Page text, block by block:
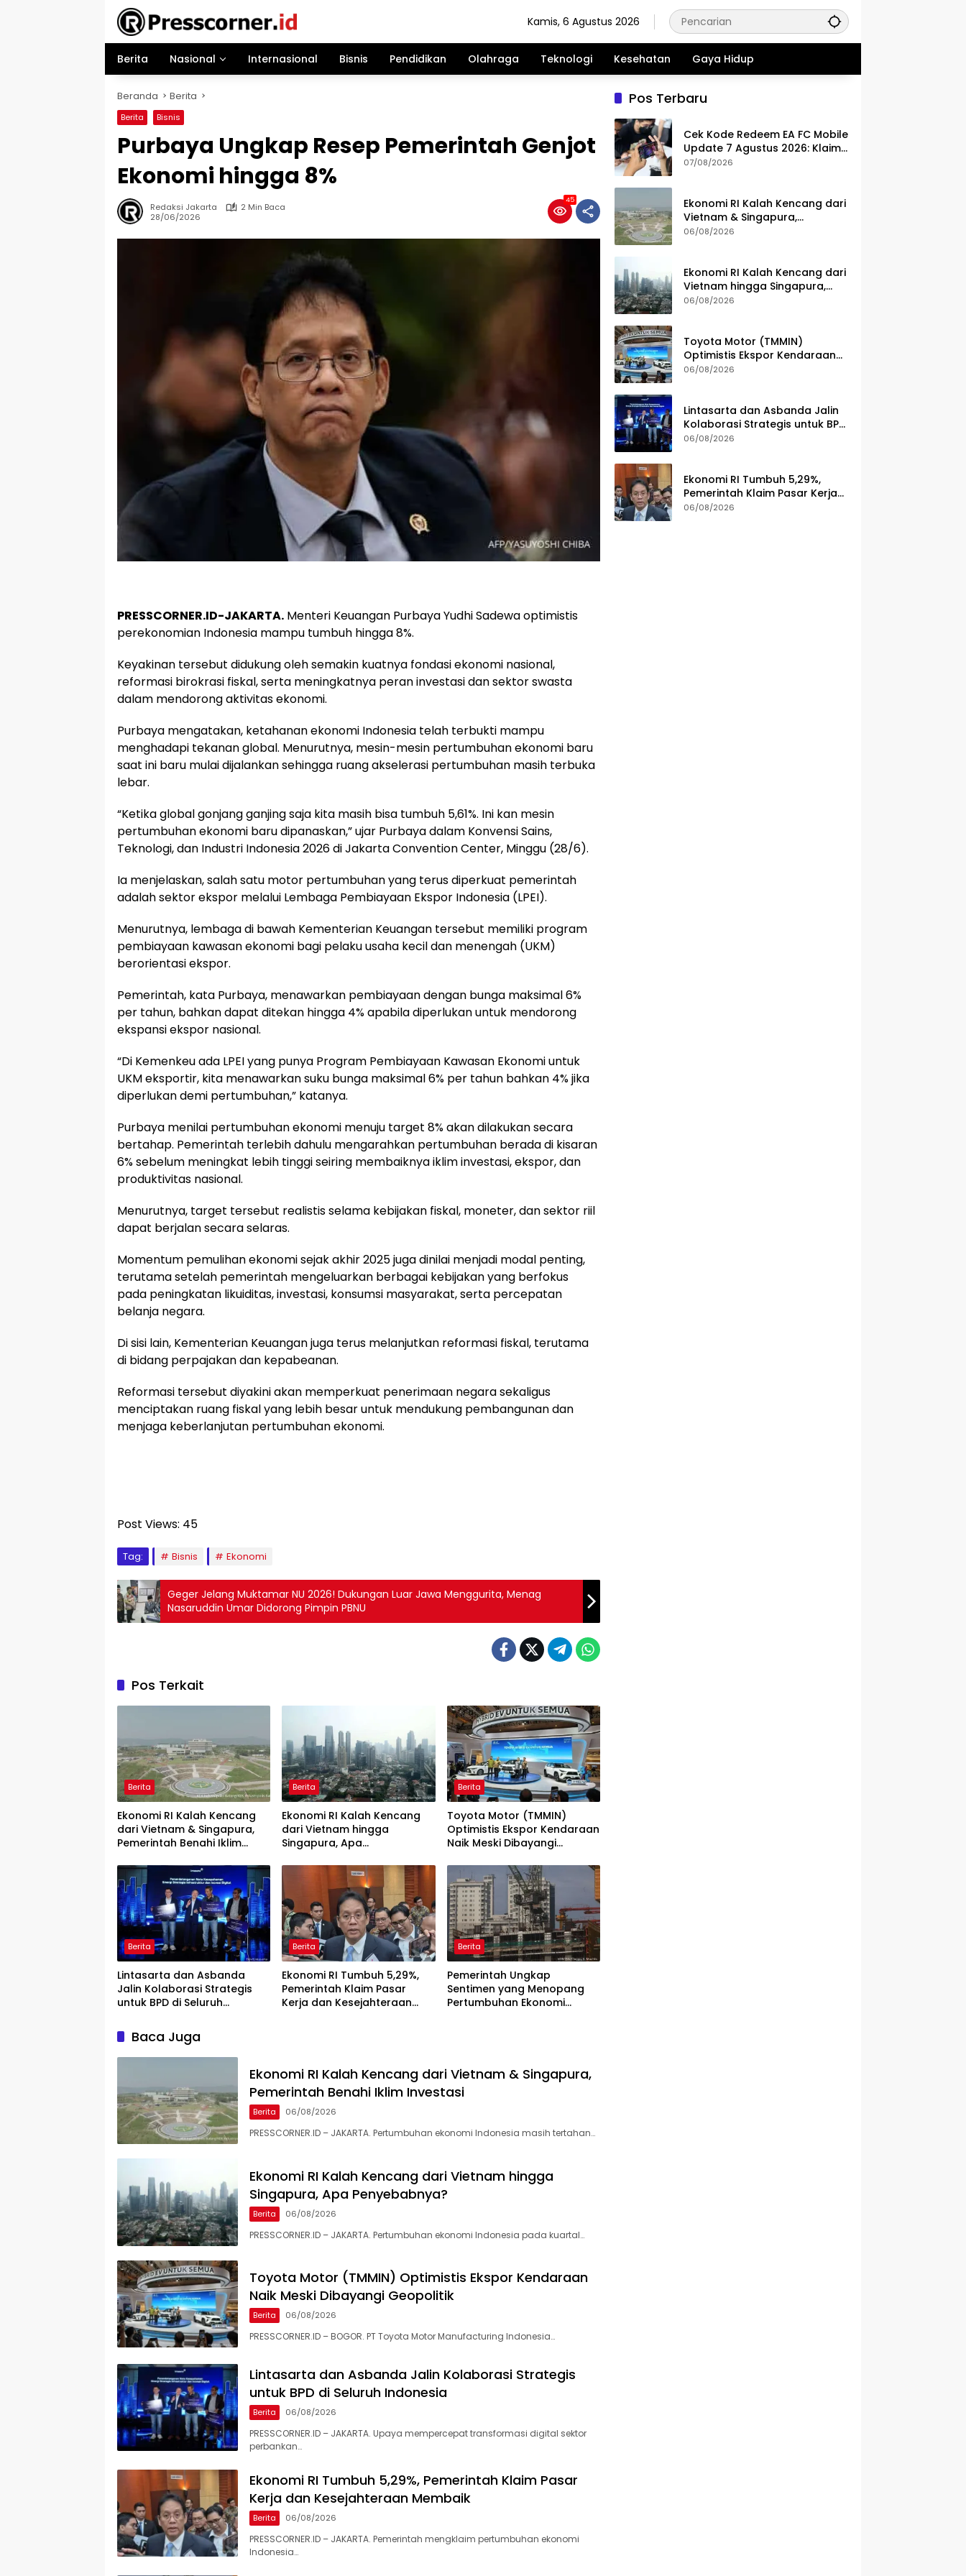
Kamis, 6 Agustus 2026
Berita Nasional Internasional Bisnis Pendidikan Olahraga Teknologi Kesehatan Gaya Hidup
Beranda Berita
Berita Bisnis
Purbaya Ungkap Resep Pemerintah Genjot
Ekonomi hingga 8%
Redaksi Jakarta
2 Min Baca
28/06/2026
45
PRESSCORNER.ID-JAKARTA. Menteri Keuangan Purbaya Yudhi Sadewa optimistis
perekonomian Indonesia mampu tumbuh hingga 8%.
Keyakinan tersebut didukung oleh semakin kuatnya fondasi ekonomi nasional,
reformasi birokrasi fiskal, serta meningkatnya peran investasi dan sektor swasta
dalam mendorong aktivitas ekonomi.
Purbaya mengatakan, ketahanan ekonomi Indonesia telah terbukti mampu
menghadapi tekanan global. Menurutnya, mesin-mesin pertumbuhan ekonomi baru
saat ini baru mulai dijalankan sehingga ruang akselerasi pertumbuhan masih terbuka
lebar.
“Ketika global gonjang ganjing saja kita masih bisa tumbuh 5,61%. Ini kan mesin
pertumbuhan ekonomi baru dipanaskan,” ujar Purbaya dalam Konvensi Sains,
Teknologi, dan Industri Indonesia 2026 di Jakarta Convention Center, Minggu (28/6).
Ia menjelaskan, salah satu motor pertumbuhan yang terus diperkuat pemerintah
adalah sektor ekspor melalui Lembaga Pembiayaan Ekspor Indonesia (LPEI).
Menurutnya, lembaga di bawah Kementerian Keuangan tersebut memiliki program
pembiayaan kawasan ekonomi bagi pelaku usaha kecil dan menengah (UKM)
berorientasi ekspor.
Pemerintah, kata Purbaya, menawarkan pembiayaan dengan bunga maksimal 6%
per tahun, bahkan dapat ditekan hingga 4% apabila diperlukan untuk mendorong
ekspansi ekspor nasional.
“Di Kemenkeu ada LPEI yang punya Program Pembiayaan Kawasan Ekonomi untuk
UKM eksportir, kita menawarkan suku bunga maksimal 6% per tahun bahkan 4% jika
diperlukan demi pertumbuhan,” katanya.
Purbaya menilai pertumbuhan ekonomi menuju target 8% akan dilakukan secara
bertahap. Pemerintah terlebih dahulu mengarahkan pertumbuhan berada di kisaran
6% sebelum meningkat lebih tinggi seiring membaiknya iklim investasi, ekspor, dan
produktivitas nasional.
Menurutnya, target tersebut realistis selama kebijakan fiskal, moneter, dan sektor riil
dapat berjalan secara selaras.
Momentum pemulihan ekonomi sejak akhir 2025 juga dinilai menjadi modal penting,
terutama setelah pemerintah mengeluarkan berbagai kebijakan yang berfokus
pada peningkatan likuiditas, investasi, konsumsi masyarakat, serta percepatan
belanja negara.
Di sisi lain, Kementerian Keuangan juga terus melanjutkan reformasi fiskal, terutama
di bidang perpajakan dan kepabeanan.
Reformasi tersebut diyakini akan memperkuat penerimaan negara sekaligus
menciptakan ruang fiskal yang lebih besar untuk mendukung pembangunan dan
menjaga keberlanjutan pertumbuhan ekonomi.
Post Views: 45
Tag: Bisnis Ekonomi
Geger Jelang Muktamar NU 2026! Dukungan Luar Jawa Menggurita, Menag
Nasaruddin Umar Didorong Pimpin PBNU
Pos Terkait
Berita
Ekonomi RI Kalah Kencang
dari Vietnam & Singapura,
Pemerintah Benahi Iklim
Berita
Ekonomi RI Kalah Kencang
dari Vietnam hingga
Singapura, Apa
Berita
Toyota Motor (TMMIN)
Optimistis Ekspor Kendaraan
Naik Meski Dibayangi
Berita
Lintasarta dan Asbanda
Jalin Kolaborasi Strategis
untuk BPD di Seluruh
Berita
Ekonomi RI Tumbuh 5,29%,
Pemerintah Klaim Pasar
Kerja dan Kesejahteraan
Berita
Pemerintah Ungkap
Sentimen yang Menopang
Pertumbuhan Ekonomi
Baca Juga
Ekonomi RI Kalah Kencang dari Vietnam & Singapura,
Pemerintah Benahi Iklim Investasi
Berita 06/08/2026
PRESSCORNER.ID – JAKARTA. Pertumbuhan ekonomi Indonesia masih tertahan…
Ekonomi RI Kalah Kencang dari Vietnam hingga
Singapura, Apa Penyebabnya?
Berita 06/08/2026
PRESSCORNER.ID – JAKARTA. Pertumbuhan ekonomi Indonesia pada kuartal…
Toyota Motor (TMMIN) Optimistis Ekspor Kendaraan
Naik Meski Dibayangi Geopolitik
Berita 06/08/2026
PRESSCORNER.ID – BOGOR. PT Toyota Motor Manufacturing Indonesia…
Lintasarta dan Asbanda Jalin Kolaborasi Strategis
untuk BPD di Seluruh Indonesia
Berita 06/08/2026
PRESSCORNER.ID – JAKARTA. Upaya mempercepat transformasi digital sektor
perbankan…
Ekonomi RI Tumbuh 5,29%, Pemerintah Klaim Pasar
Kerja dan Kesejahteraan Membaik
Berita 06/08/2026
PRESSCORNER.ID – JAKARTA. Pemerintah mengklaim pertumbuhan ekonomi
Indonesia…
Pos Terbaru
Cek Kode Redeem EA FC Mobile
Update 7 Agustus 2026: Klaim
Ribuan Gems Gratis!
07/08/2026
Ekonomi RI Kalah Kencang dari
Vietnam & Singapura,
Pemerintah Benahi Iklim
06/08/2026
Ekonomi RI Kalah Kencang dari
Vietnam hingga Singapura,
Apa Penyebabnya?
06/08/2026
Toyota Motor (TMMIN)
Optimistis Ekspor Kendaraan
Naik Meski Dibayangi
06/08/2026
Lintasarta dan Asbanda Jalin
Kolaborasi Strategis untuk BPD
di Seluruh Indonesia
06/08/2026
Ekonomi RI Tumbuh 5,29%,
Pemerintah Klaim Pasar Kerja
dan Kesejahteraan Membaik
06/08/2026